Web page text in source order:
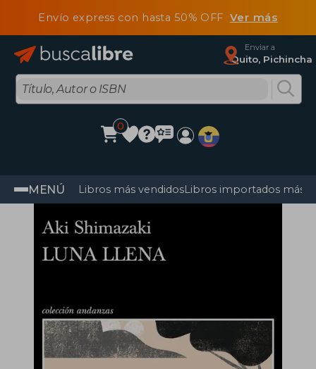
Envío express con hasta 50% OFF Ver más
Enviar a
Quito, Pichincha
0
MENÚ Libros más vendidosLibros importados más